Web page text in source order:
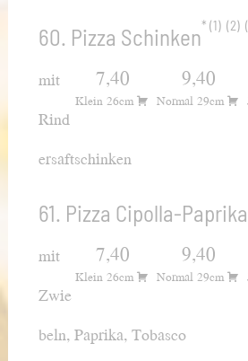
60. Pizza Schinken 1 2
7,40
Klein 26cm
9,40
Normal 29cm
mit
Rind
ersaftschinken
61. Pizza Cipolla-Paprika
7,40
Klein 26cm
9,40
Normal 29cm
mit
Zwie
beln, Paprika, Tobasco